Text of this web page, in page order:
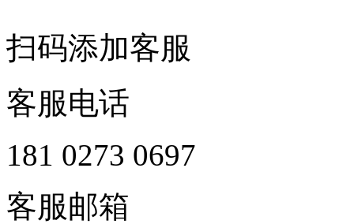
扫码添加客服
客服电话
181 0273 0697
客服邮箱